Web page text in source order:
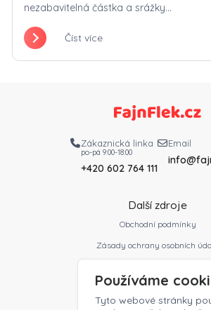
nezabavitelná částka a srážky...
Číst více
Zákaznická linka
po-pá 9:00-18:00
+420 602 764 111
Email
Další zdroje
Obchodní podmínky
Zásady ochrany osobních
Ceník
Používáme
Tyto webové stránky